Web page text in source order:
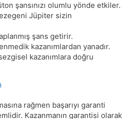
şansınızı olumlu yönde etkiler.
Jüpiter sizin
şans getirir.
kazanımlardan yanadır.
kazanımlara doğru
rağmen başarıyı garanti
Kazanmanın garantisi olarak